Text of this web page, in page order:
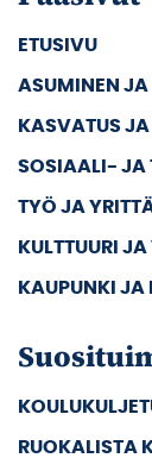
ETUSIVU
ASUMINEN JA
KASVATUS
SOSIAALI- JA
TYÖ JA
KULTTUURI
KAUPUNKI JA
RUOKALISTA